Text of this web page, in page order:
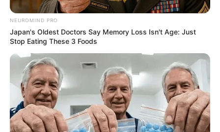
NEUROMIND PRO
Japan's Oldest Doctors Say Memory Loss Isn't Age: Just
Stop Eating These 3 Foods